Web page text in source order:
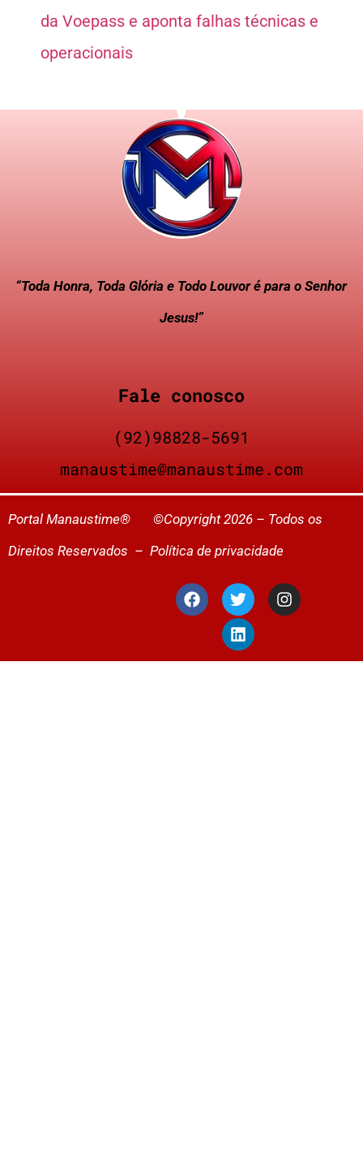
da Voepass e aponta falhas técnicas e
operacionais
“Toda Honra, Toda Glória e Todo Louvor é para o Senhor
Jesus!”
Fale conosco
(92)98828-5691
manaustime@manaustime.com
Portal Manaustime® ©Copyright 2026 – Todos os
Direitos Reservados – Política de privacidade